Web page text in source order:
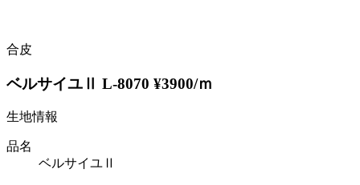
合皮
ベルサイユⅡ L-8070 ¥3900/ｍ
生地情報
品名
ベルサイユⅡ